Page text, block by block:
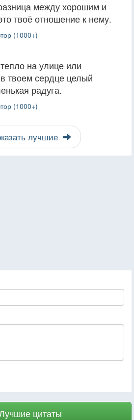
между хорошим и
твоё отношение к нему.
(1000+)
на улице или
твоем сердце целый
радуга.
(1000+)
лучшие
цитаты